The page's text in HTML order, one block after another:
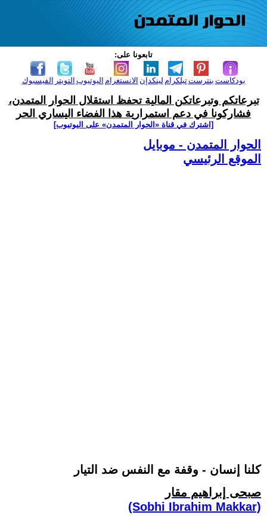
تابعونا على:
الفيسبوك التويتر اليوتيوب الانستغرام لينكدإن تيلكرامبنترست بودكاست
تبرعاتكم وتبرعاتكن المالية تحفظ استقلال الحوار المتمدن،
فشاركونا في دعم استمرارية هذا الفضاء اليساري الحر
[اشترك في قناة ‫«الحوار المتمدن» على اليوتيوب]
الحوار المتمدن - موبايل
الموقع الرئيسي
كلنا إنسان - وقفة مع النفس ضد التيار
صبحى إبراهيم مقار
(Sobhi Ibrahim Makkar)